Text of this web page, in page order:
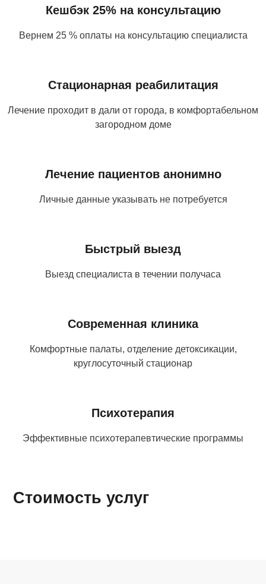
Кешбэк 25% на консультацию
Вернем 25 % оплаты на консультацию специалиста
Стационарная реабилитация
Лечение проходит в дали от города, в комфортабельном
загородном доме
Лечение пациентов анонимно
Личные данные указывать не потребуется
Быстрый выезд
Выезд специалиста в течении получаса
Современная клиника
Комфортные палаты, отделение детоксикации,
круглосуточный стационар
Психотерапия
Эффективные психотерапевтические программы
Стоимость услуг